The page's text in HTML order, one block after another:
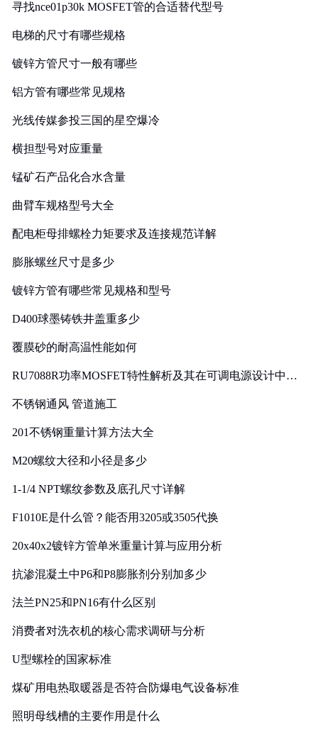
寻找nce01p30k MOSFET管的合适替代型号
电梯的尺寸有哪些规格
镀锌方管尺寸一般有哪些
铝方管有哪些常见规格
光线传媒参投三国的星空爆冷
横担型号对应重量
锰矿石产品化合水含量
曲臂车规格型号大全
配电柜母排螺栓力矩要求及连接规范详解
膨胀螺丝尺寸是多少
镀锌方管有哪些常见规格和型号
D400球墨铸铁井盖重多少
覆膜砂的耐高温性能如何
RU7088R功率MOSFET特性解析及其在可调电源设计中的
不锈钢通风 管道施工
201不锈钢重量计算方法大全
M20螺纹大径和小径是多少
1-1/4 NPT螺纹参数及底孔尺寸详解
F1010E是什么管？能否用3205或3505代换
20x40x2镀锌方管单米重量计算与应用分析
抗渗混凝土中P6和P8膨胀剂分别加多少
法兰PN25和PN16有什么区别
消费者对洗衣机的核心需求调研与分析
U型螺栓的国家标准
煤矿用电热取暖器是否符合防爆电气设备标准
照明母线槽的主要作用是什么